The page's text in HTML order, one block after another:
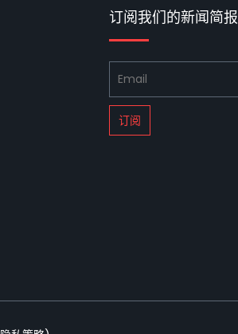
订阅我们的新闻简报